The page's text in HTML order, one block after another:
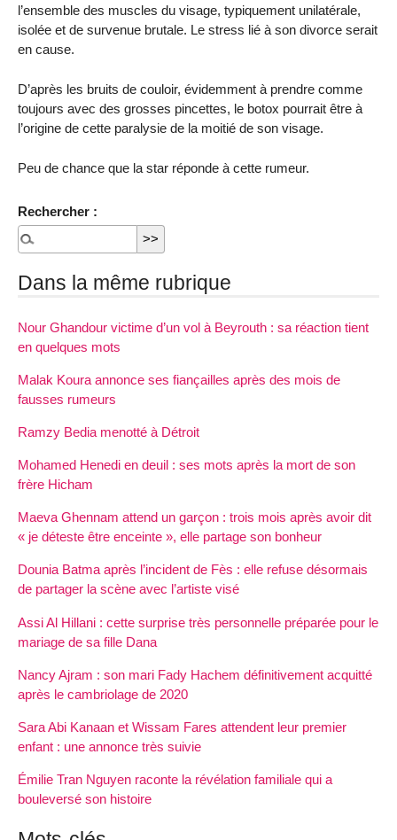
l’ensemble des muscles du visage, typiquement unilatérale,
isolée et de survenue brutale. Le stress lié à son divorce serait
en cause.
D’après les bruits de couloir, évidemment à prendre comme
toujours avec des grosses pincettes, le botox pourrait être à
l’origine de cette paralysie de la moitié de son visage.
Peu de chance que la star réponde à cette rumeur.
Rechercher :
Dans la même rubrique
Nour Ghandour victime d’un vol à Beyrouth : sa réaction tient
en quelques mots
Malak Koura annonce ses fiançailles après des mois de
fausses rumeurs
Ramzy Bedia menotté à Détroit
Mohamed Henedi en deuil : ses mots après la mort de son
frère Hicham
Maeva Ghennam attend un garçon : trois mois après avoir dit
« je déteste être enceinte », elle partage son bonheur
Dounia Batma après l’incident de Fès : elle refuse désormais
de partager la scène avec l’artiste visé
Assi Al Hillani : cette surprise très personnelle préparée pour le
mariage de sa fille Dana
Nancy Ajram : son mari Fady Hachem définitivement acquitté
après le cambriolage de 2020
Sara Abi Kanaan et Wissam Fares attendent leur premier
enfant : une annonce très suivie
Émilie Tran Nguyen raconte la révélation familiale qui a
bouleversé son histoire